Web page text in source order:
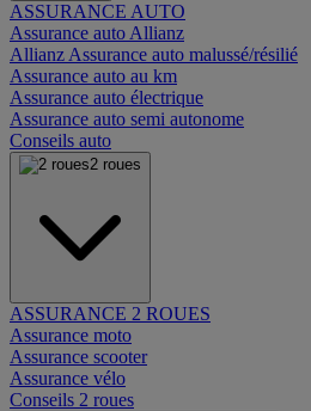
ASSURANCE AUTO
Assurance auto Allianz
Allianz Assurance auto malussé/résilié
Assurance auto au km
Assurance auto électrique
Assurance auto semi autonome
Conseils auto
2 roues
ASSURANCE 2 ROUES
Assurance moto
Assurance scooter
Assurance vélo
Conseils 2 roues